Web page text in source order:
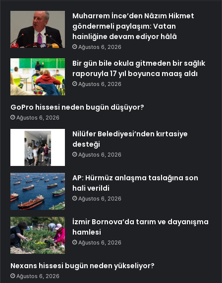
Muharrem İnce’den Nâzım Hikmet
göndermeli paylaşım: Vatan
hainliğine devam ediyor hâlâ
Ağustos 6, 2026
Bir gün bile okula gitmeden bir sağlık
raporuyla 17 yıl boyunca maaş aldı
Ağustos 6, 2026
GoPro hissesi neden bugün düşüyor?
Ağustos 6, 2026
Nilüfer Belediyesi’nden kırtasiye
desteği
Ağustos 6, 2026
AP: Hürmüz anlaşma taslağına son
hali verildi
Ağustos 6, 2026
İzmir Bornova’da tarım ve dayanışma
hamlesi
Ağustos 6, 2026
Nexans hissesi bugün neden yükseliyor?
Ağustos 6, 2026